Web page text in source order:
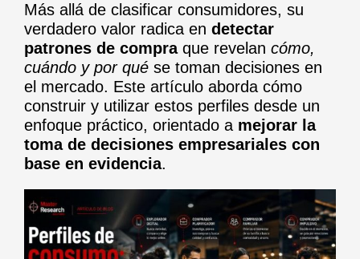
Más allá de clasificar consumidores, su
verdadero valor radica en detectar
patrones de compraque revelan cómo,
cuándo y por quése toman decisiones en
el mercado. Este artículo aborda cómo
construir y utilizar estos perfiles desde un
enfoque práctico, orientado a mejorar la
toma de decisiones empresariales con
base en evidencia.